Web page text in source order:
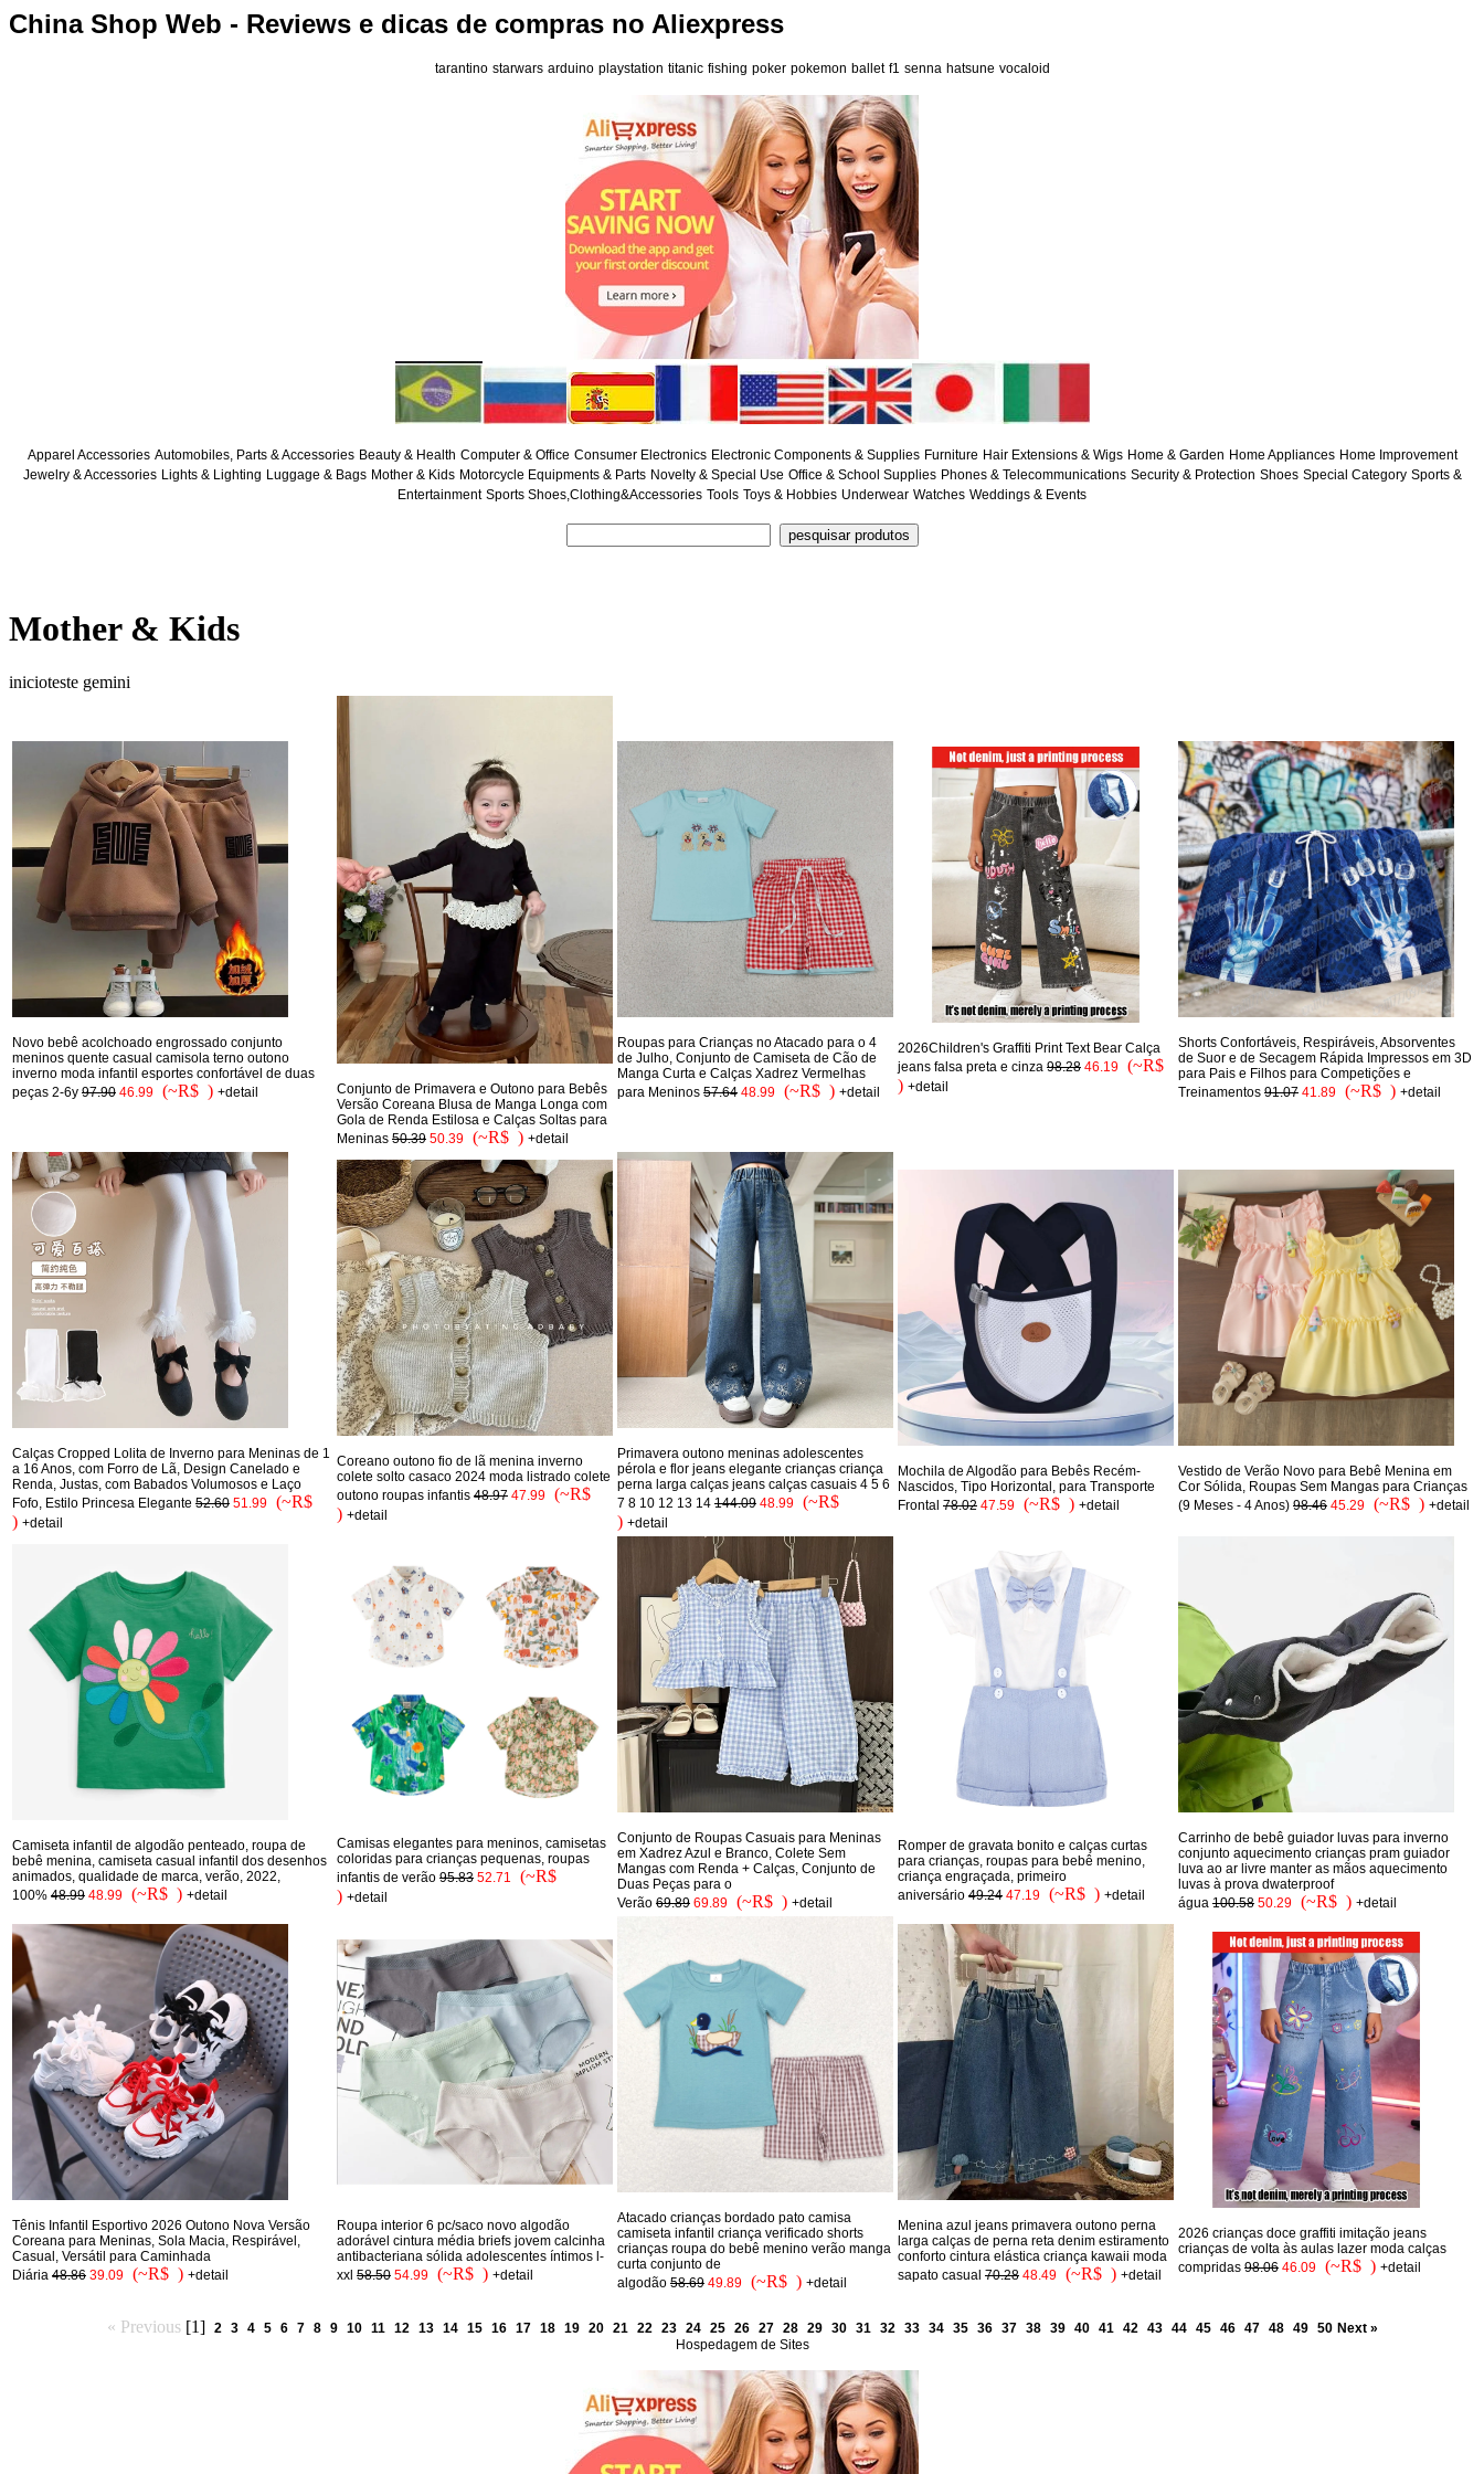
China Shop Web - Reviews e dicas de compras no Aliexpress
tarantino starwars arduino playstation titanic fishing poker pokemon ballet f1 senna hatsune vocaloid
Apparel Accessories Automobiles, Parts & Accessories Beauty & Health Computer & Office Consumer Electronics Electronic Components & Supplies Furniture Hair Extensions & Wigs Home & Garden Home Appliances Home Improvement
Jewelry & Accessories Lights & Lighting Luggage & Bags Mother & Kids Motorcycle Equipments & Parts Novelty & Special Use Office & School Supplies Phones & Telecommunications Security & Protection Shoes Special Category Sports &
Entertainment Sports Shoes,Clothing&Accessories Tools Toys & Hobbies Underwear Watches Weddings & Events
Mother & Kids
inicioteste gemini
Novo bebê acolchoado engrossado conjunto
meninos quente casual camisola terno outono
inverno moda infantil esportes confortável de duas
peças 2-6y 97.90 46.99 (~R$ ) +detail
Conjunto de Primavera e Outono para Bebês
Versão Coreana Blusa de Manga Longa com
Gola de Renda Estilosa e Calças Soltas para
Meninas 50.39 50.39 (~R$ ) +detail
Roupas para Crianças no Atacado para o 4
de Julho, Conjunto de Camiseta de Cão de
Manga Curta e Calças Xadrez Vermelhas
para Meninos 57.64 48.99 (~R$ ) +detail
2026Children's Graffiti Print Text Bear Calça
jeans falsa preta e cinza 98.28 46.19 (~R$
) +detail
Shorts Confortáveis, Respiráveis, Absorventes
de Suor e de Secagem Rápida Impressos em 3D
para Pais e Filhos para Competições e
Treinamentos 91.07 41.89 (~R$ ) +detail
Calças Cropped Lolita de Inverno para Meninas de 1
a 16 Anos, com Forro de Lã, Design Canelado e
Renda, Justas, com Babados Volumosos e Laço
Fofo, Estilo Princesa Elegante 52.60 51.99 (~R$
) +detail
Coreano outono fio de lã menina inverno
colete solto casaco 2024 moda listrado colete
outono roupas infantis 48.97 47.99 (~R$
) +detail
Primavera outono meninas adolescentes
pérola e flor jeans elegante crianças criança
perna larga calças jeans calças casuais 4 5 6
7 8 10 12 13 14 144.09 48.99 (~R$
) +detail
Mochila de Algodão para Bebês Recém-
Nascidos, Tipo Horizontal, para Transporte
Frontal 78.02 47.59 (~R$ ) +detail
Vestido de Verão Novo para Bebê Menina em
Cor Sólida, Roupas Sem Mangas para Crianças
(9 Meses - 4 Anos) 98.46 45.29 (~R$ ) +detail
Camiseta infantil de algodão penteado, roupa de
bebê menina, camiseta casual infantil dos desenhos
animados, qualidade de marca, verão, 2022,
100% 48.99 48.99 (~R$ ) +detail
Camisas elegantes para meninos, camisetas
coloridas para crianças pequenas, roupas
infantis de verão 95.83 52.71
(~R$
) +detail
Conjunto de Roupas Casuais para Meninas
em Xadrez Azul e Branco, Colete Sem
Mangas com Renda + Calças, Conjunto de
Duas Peças para o
Verão 69.89 69.89 (~R$ ) +detail
Romper de gravata bonito e calças curtas
para crianças, roupas para bebê menino,
criança engraçada, primeiro
aniversário 49.24 47.19 (~R$ ) +detail
Carrinho de bebê guiador luvas para inverno
conjunto aquecimento crianças pram guiador
luva ao ar livre manter as mãos aquecimento
luvas à prova dwaterproof
água 100.58 50.29 (~R$ ) +detail
Tênis Infantil Esportivo 2026 Outono Nova Versão
Coreana para Meninas, Sola Macia, Respirável,
Casual, Versátil para Caminhada
Diária 48.86 39.09 (~R$ ) +detail
Roupa interior 6 pc/saco novo algodão
adorável cintura média briefs jovem calcinha
antibacteriana sólida adolescentes íntimos l-
xxl 58.50 54.99 (~R$ ) +detail
Atacado crianças bordado pato camisa
camiseta infantil criança verificado shorts
crianças roupa do bebê menino verão manga
curta conjunto de
algodão 58.69 49.89 (~R$ ) +detail
Menina azul jeans primavera outono perna
larga calças de perna reta denim estiramento
conforto cintura elástica criança kawaii moda
sapato casual 70.28 48.49 (~R$ ) +detail
2026 crianças doce graffiti imitação jeans
crianças de volta às aulas lazer moda calças
compridas 98.06 46.09 (~R$ ) +detail
« Previous [1] 2 3 4 5 6 7 8 9 10 11 12 13 14 15 16 17 18 19 20 21 22 23 24 25 26 27 28 29 30 31 32 33 34 35 36 37 38 39 40 41 42 43 44 45 46 47 48 49 50 Next »
Hospedagem de Sites